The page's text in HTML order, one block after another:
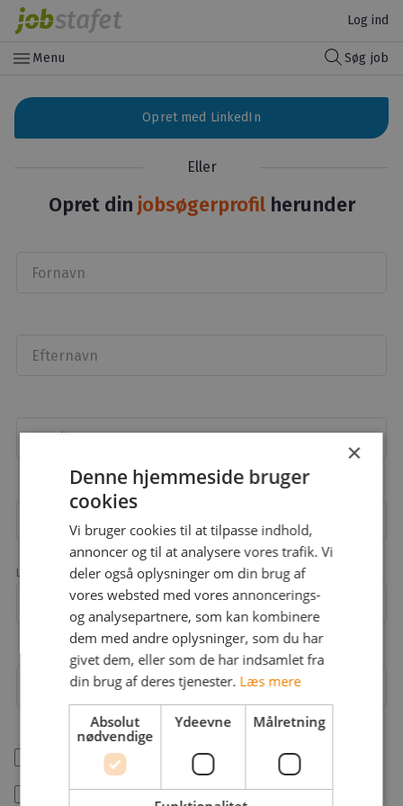
Log ind
menu Menu Søg job
Opret med LinkedIn
Eller
Opret din jobsøgerprofil herunder
Fornavn
Efternavn
Email
Adgangskode
Landekode
Mobil
Arbejdsområder
Jeg er freelancer
Jeg accepterer jobstafet.dk'sbetingelser
×
Denne hjemmeside bruger
cookies
Vi bruger cookies til at tilpasse indhold,
annoncer og til at analysere vores trafik. Vi
deler også oplysninger om din brug af
vores websted med vores annoncerings-
og analysepartnere, som kan kombinere
dem med andre oplysninger, som du har
givet dem, eller som de har indsamlet fra
din brug af deres tjenester. Læs mere
Absolut
nødvendige
Ydeevne Målretning